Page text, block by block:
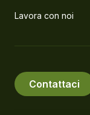
Lavora con noi
Contattaci